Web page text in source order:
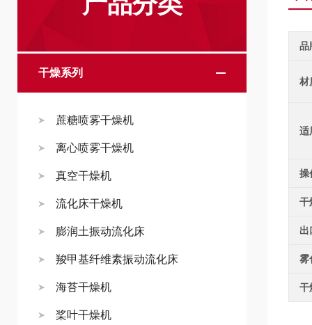
干燥系列
蔗糖喷雾干燥机
离心喷雾干燥机
真空干燥机
流化床干燥机
膨润土振动流化床
羧甲基纤维素振动流化床
海苔干燥机
桨叶干燥机
品
材
适
操
干
出
雾
干